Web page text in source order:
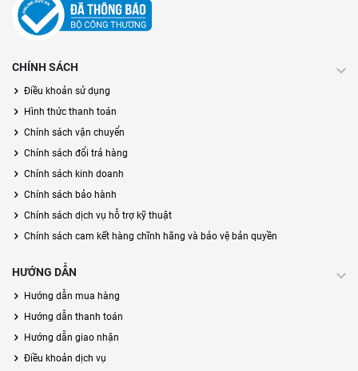
CHÍNH SÁCH
Điều khoản sử dụng
Hình thức thanh toán
Chính sách vận chuyển
Chính sách đổi trả hàng
Chính sách kinh doanh
Chính sách bảo hành
Chính sách dịch vụ hỗ trợ kỹ thuật
Chính sách cam kết hàng chĩnh hãng và bảo vệ bản quyền
HƯỚNG DẪN
Hướng dẫn mua hàng
Hướng dẫn thanh toán
Hướng dẫn giao nhận
Điều khoản dịch vụ